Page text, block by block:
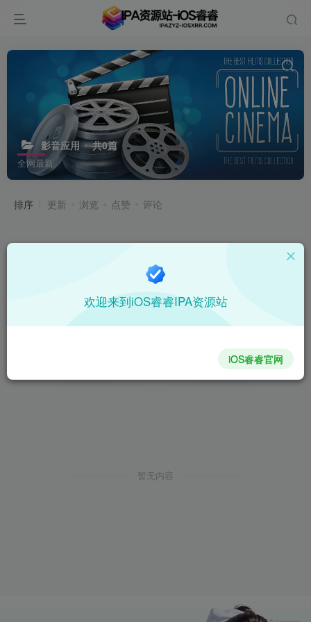
影音应用 共0篇
全网最新
排序 更新 浏览 点赞 评论
暂无内容
欢迎来到iOS睿睿IPA资源站
iOS睿睿官网